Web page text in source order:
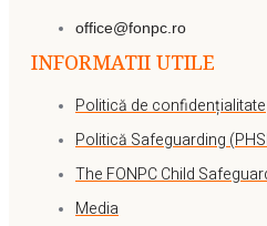
office@fonpc.ro
INFORMATII UTILE
Politică de confidențialitate
Politică Safeguarding
The FONPC Child
Media